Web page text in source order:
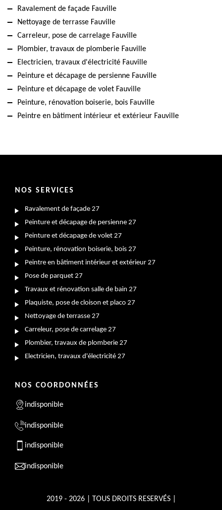
Ravalement de façade Fauville
Nettoyage de terrasse Fauville
Carreleur, pose de carrelage Fauville
Plombier, travaux de plomberie Fauville
Electricien, travaux d'électricité Fauville
Peinture et décapage de persienne Fauville
Peinture et décapage de volet Fauville
Peinture, rénovation boiserie, bois Fauville
Peintre en bâtiment intérieur et extérieur Fauville
NOS SERVICES
Ravalement de façade 27
Peinture et décapage de persienne 27
Peinture et décapage de volet 27
Peinture, rénovation boiserie, bois 27
Peintre en bâtiment intérieur et extérieur 27
Pose de parquet 27
Travaux et rénovation salle de bain 27
Plaquiste, pose de cloison et placo 27
Nettoyage de terrasse 27
Carreleur, pose de carrelage 27
Plombier, travaux de plomberie 27
Electricien, travaux d'électricité 27
NOS COORDONNÉES
indisponible
indisponible
indisponible
indisponible
2019 - 2026 | TOUS DROITS RESERVÉS |